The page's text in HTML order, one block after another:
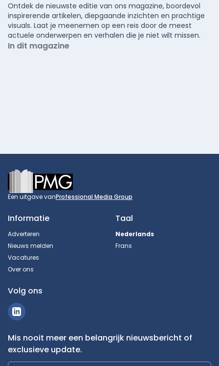
Ontdek de nieuwste editie van ons magazine, boordevol
inspirerende artikelen, diepgaande inzichten en prachtige
visuals. Laat je meenemen op een reis door de meest
actuele onderwerpen en verhalen die je niet wilt missen.
In dit magazine
Footer
Een uitgave vanProfessional Media Group
Informatie
Adverteren
Nieuws melden
Vacatures
Over ons
Taal
Nederlands
Frans
Volg ons
Mis nooit meer een belangrijk nieuwsbericht of
exclusieve update.